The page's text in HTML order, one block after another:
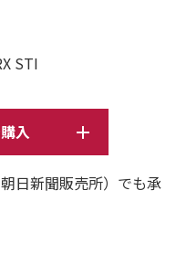
STI
入
日新聞販売所）でも承